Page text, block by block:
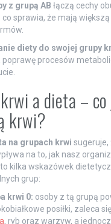
z grupą AB łączą cechy
co sprawia, że mają
diety do swojej grupy
poprawę procesów
a dieta –
krwi?
na grupach krwi sugeruje,
na to, jak nasz
kilka wskazówek
grup:
krwi 0: osoby z tą grupą
posiłki, zaleca
, ryb oraz warzyw, a